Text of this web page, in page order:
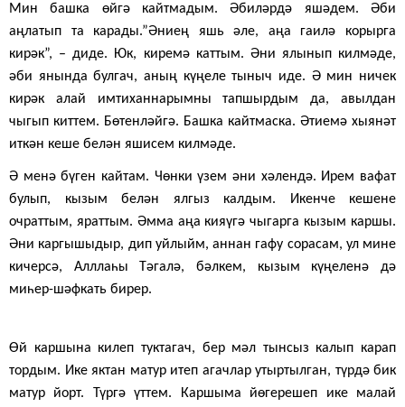
Мин башка өйгә кайтмадым. Әбиләрдә яшәдем. Әби
аңлатып та карады.”Әниең яшь әле, аңа гаилә корырга
кирәк”, – диде. Юк, киремә каттым. Әни ялынып килмәде,
әби янында булгач, аның күңеле тыныч иде. Ә мин ничек
кирәк алай имтиханнарымны тапшырдым да, авылдан
чыгып киттем. Бөтенләйгә. Башка кайтмаска. Әтиемә хыянәт
иткән кеше белән яшисем килмәде.
Ә менә бүген кайтам. Чөнки үзем әни хәлендә. Ирем вафат
булып, кызым белән ялгыз калдым. Икенче кешене
очраттым, яраттым. Әмма аңа кияүгә чыгарга кызым каршы.
Әни каргышыдыр, дип уйлыйм, аннан гафу сорасам, ул мине
кичерсә, Алллаһы Тәгалә, бәлкем, кызым күңеленә дә
миһер-шәфкать бирер.
Өй каршына килеп туктагач, бер мәл тынсыз калып карап
тордым. Ике яктан матур итеп агачлар утыртылган, түрдә бик
матур йорт. Түргә үттем. Каршыма йөгерешеп ике малай